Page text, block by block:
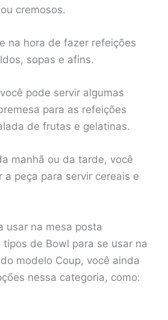
cremosos.
na hora de fazer refeições
sopas e afins.
pode servir algumas
para as refeições
de frutas e gelatinas.
manhã ou da tarde, você
peça para servir cereais e
usar na mesa posta
de Bowl para se usar na
modelo Coup, você ainda
nessa categoria, como: